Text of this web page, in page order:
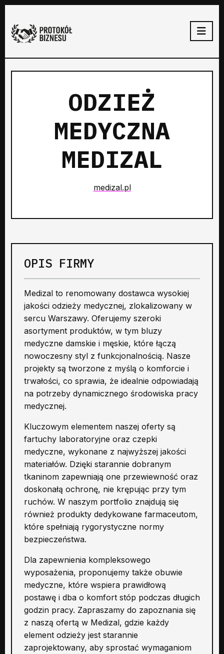
ODZIEŻ
MEDYCZNA
MEDIZAL
medizal.pl
OPIS FIRMY
Medizal to renomowany dostawca wysokiej
jakości odzieży medycznej, zlokalizowany w
sercu Warszawy. Oferujemy szeroki
asortyment produktów, w tym bluzy
medyczne damskie i męskie, które łączą
nowoczesny styl z funkcjonalnością. Nasze
projekty są tworzone z myślą o komforcie i
trwałości, co sprawia, że idealnie odpowiadają
na potrzeby dynamicznego środowiska pracy
medycznej.
Kluczowym elementem naszej oferty są
fartuchy laboratoryjne oraz czepki
medyczne, wykonane z najwyższej jakości
materiałów. Dzięki starannie dobranym
tkaninom zapewniają one przewiewność oraz
doskonałą ochronę, nie krępując przy tym
ruchów. W naszym portfolio znajdują się
również produkty dedykowane farmaceutom,
które spełniają rygorystyczne normy
bezpieczeństwa.
Dla zapewnienia kompleksowego
wyposażenia, proponujemy także obuwie
medyczne, które wspiera prawidłową
postawę i dba o komfort stóp podczas długich
godzin pracy. Zapraszamy do zapoznania się
z naszą ofertą w Medizal, gdzie każdy
element odzieży jest starannie
zaprojektowany, aby sprostać wymaganiom